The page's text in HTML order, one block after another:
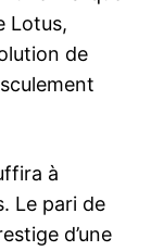
Lotus,
de
à
Le pari de
d’une